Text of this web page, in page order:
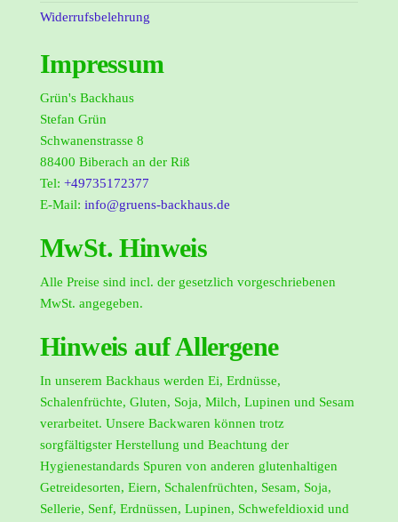
Widerrufsbelehrung
Impressum
Grün's Backhaus
Stefan Grün
Schwanenstrasse 8
88400 Biberach an der Riß
Tel: +49735172377
E-Mail: info@gruens-backhaus.de
MwSt. Hinweis
Alle Preise sind incl. der gesetzlich vorgeschriebenen
MwSt. angegeben.
Hinweis auf Allergene
In unserem Backhaus werden Ei, Erdnüsse,
Schalenfrüchte, Gluten, Soja, Milch, Lupinen und Sesam
verarbeitet. Unsere Backwaren können trotz
sorgfältigster Herstellung und Beachtung der
Hygienestandards Spuren von anderen glutenhaltigen
Getreidesorten, Eiern, Schalenfrüchten, Sesam, Soja,
Sellerie, Senf, Erdnüssen, Lupinen, Schwefeldioxid und